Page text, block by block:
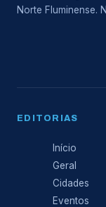
Norte Fluminense.
EDITORIAS
Início
Geral
Cidades
Eventos